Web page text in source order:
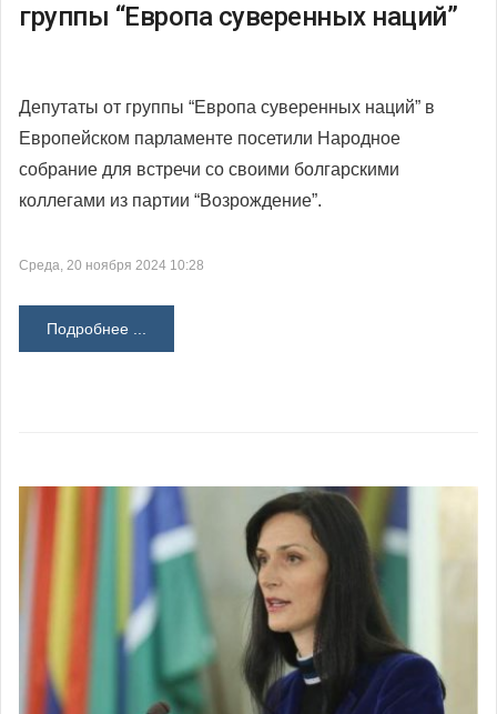
группы “Европа суверенных наций”
Депутаты от группы “Европа суверенных наций” в
Европейском парламенте посетили Народное
собрание для встречи со своими болгарскими
коллегами из партии “Возрождение”.
Среда, 20 ноября 2024 10:28
Подробнее ...